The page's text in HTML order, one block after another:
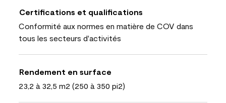
Certifications et qualifications
Conformité aux normes en matière de COV dans
tous les secteurs d'activités
Rendement en surface
23,2 à 32,5 m2 (250 à 350 pi2)